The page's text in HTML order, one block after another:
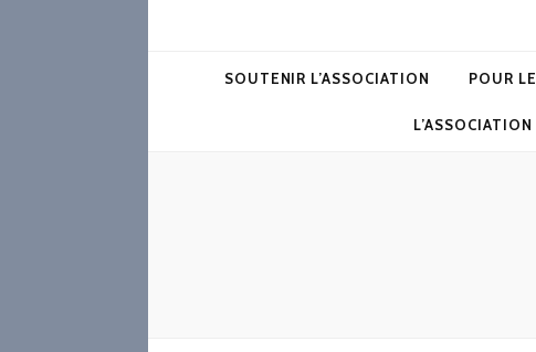
SOUTENIR L’ASSOCIATION POUR
L’ASSOCIATION